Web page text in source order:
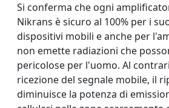
Si conferma che ogni
Nikrans è sicuro al 100% per i
dispositivi mobili e anche per
non emette radiazioni che
pericolose per l'uomo. Al
ricezione del segnale mobile, il
diminuisce la potenza di